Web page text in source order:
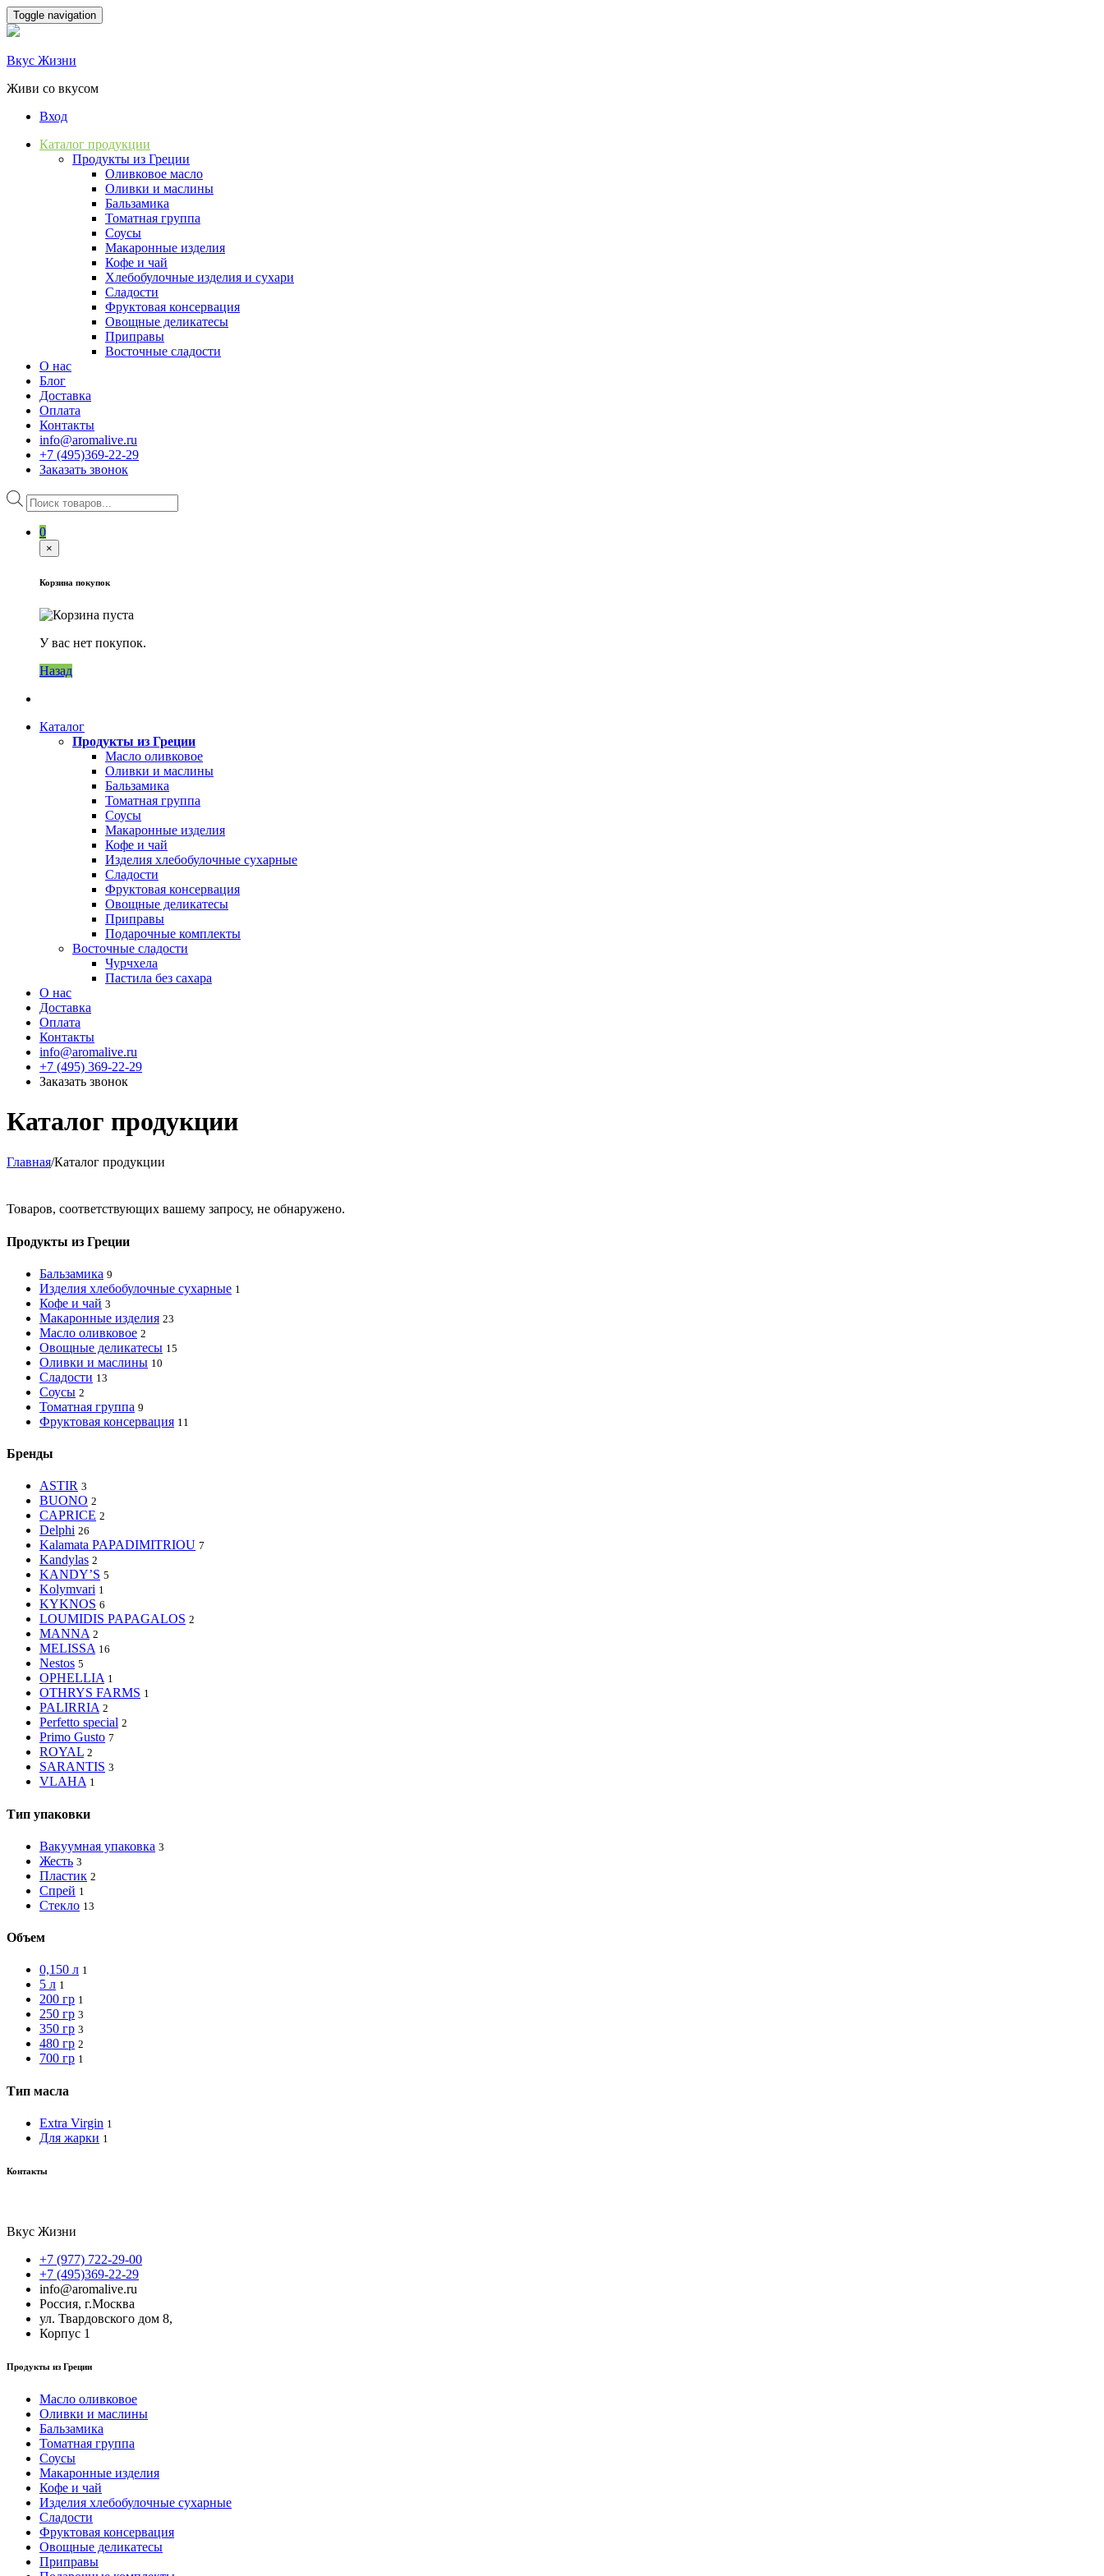
Skip
to
Toggle navigation
Вкус Жизни
Живи со вкусом
Вход
Каталог продукции
Продукты из Греции
Оливковое масло
Оливки и маслины
Бальзамика
Томатная группа
Соусы
Макаронные изделия
Кофе и чай
Хлебобулочные изделия и сухари
Сладости
Фруктовая консервация
Овощные деликатесы
Приправы
Восточные сладости
О нас
Блог
Доставка
Оплата
Контакты
info@aromalive.ru
+7 (495)369-22-29
Заказать звонок
Поиск
товаров
0
×
Корзина покупок
У вас нет покупок.
Назад
Каталог
Продукты из Греции
Масло оливковое
Оливки и маслины
Бальзамика
Томатная группа
Соусы
Макаронные изделия
Кофе и чай
Изделия хлебобулочные сухарные
Сладости
Фруктовая консервация
Овощные деликатесы
Приправы
Подарочные комплекты
Восточные сладости
Чурчхела
Пастила без сахара
О нас
Доставка
Оплата
Контакты
info@aromalive.ru
+7 (495) 369-22-29
Заказать звонок
Каталог продукции
Главная/Каталог продукции
Товаров, соответствующих вашему запросу, не обнаружено.
Продукты из Греции
Бальзамика 9
Изделия хлебобулочные сухарные 1
Кофе и чай 3
Макаронные изделия 23
Масло оливковое 2
Овощные деликатесы 15
Оливки и маслины 10
Сладости 13
Соусы 2
Томатная группа 9
Фруктовая консервация 11
Бренды
ASTIR 3
BUONO 2
CAPRICE 2
Delphi 26
Kalamata PAPADIMITRIOU 7
Kandylas 2
KANDY’S 5
Kolymvari 1
KYKNOS 6
LOUMIDIS PAPAGALOS 2
MANNA 2
MELISSA 16
Nestos 5
OPHELLIA 1
OTHRYS FARMS 1
PALIRRIA 2
Perfetto special 2
Primo Gusto 7
ROYAL 2
SARANTIS 3
VLAHA 1
Тип упаковки
Вакуумная упаковка 3
Жесть 3
Пластик 2
Спрей 1
Стекло 13
Объем
0,150 л 1
5 л 1
200 гр 1
250 гр 3
350 гр 3
480 гр 2
700 гр 1
Тип масла
Extra Virgin 1
Для жарки 1
Контакты
Вкус Жизни
+7 (977) 722-29-00
+7 (495)369-22-29
info@aromalive.ru
Россия, г.Москва
ул. Твардовского дом 8,
Корпус 1
Продукты из Греции
Масло оливковое
Оливки и маслины
Бальзамика
Томатная группа
Соусы
Макаронные изделия
Кофе и чай
Изделия хлебобулочные сухарные
Сладости
Фруктовая консервация
Овощные деликатесы
Приправы